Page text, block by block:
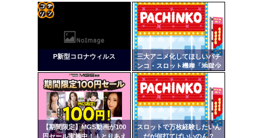
ますｗ」←これどうす...
【閲覧注意】俺が近くにいると機械が壊れるんだけどさ
【画像】ペプシコーラ社、「こういうのでいいんだよ」
な新商品を発売
Powered by livedoor 相互RSS
P新型コロナウィルス
三大アニメ化してほしいパチ
ンコ・スロット機種「地獄少
女」「リゼロ」
【期間限定】MGS動画が100
円セール実施中！！とりあえ
スロットで万枚経験したいん
だが何打てばいいのん？
ンク
自動
更新